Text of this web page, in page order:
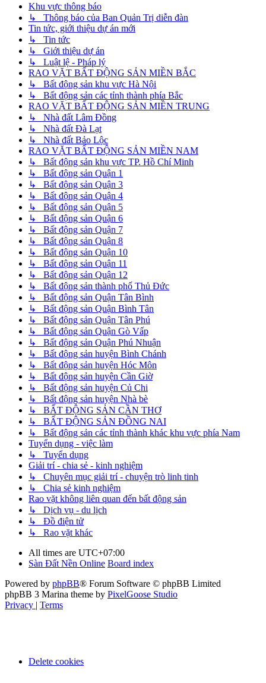
Khu vực thông báo
↳ Thông báo của Ban Quản Trị diễn đàn
Tin tức, giới thiệu dự án mới
↳ Tin tức
↳ Giới thiệu dự án
↳ Luật lệ - Pháp lý
RAO VẶT BẤT ĐỘNG SẢN MIỀN BẮC
↳ Bất động sản khu vực Hà Nội
↳ Bất động sản các tỉnh thành phía Bắc
RAO VẶT BẤT ĐỘNG SẢN MIỀN TRUNG
↳ Nhà đất Lâm Đồng
↳ Nhà đất Đà Lạt
↳ Nhà đất Bảo Lộc
RAO VẶT BẤT ĐỘNG SẢN MIỀN NAM
↳ Bất động sản khu vực TP. Hồ Chí Minh
↳ Bất động sản Quận 1
↳ Bất động sản Quận 3
↳ Bất động sản Quận 4
↳ Bất động sản Quận 5
↳ Bất động sản Quận 6
↳ Bất động sản Quận 7
↳ Bất động sản Quận 8
↳ Bất động sản Quận 10
↳ Bất động sản Quận 11
↳ Bất động sản Quận 12
↳ Bất động sản thành phố Thủ Đức
↳ Bất động sản Quận Tân Bình
↳ Bất động sản Quận Bình Tân
↳ Bất động sản Quận Tân Phú
↳ Bất động sản Quận Gò Vấp
↳ Bất động sản Quận Phú Nhuận
↳ Bất động sản huyện Bình Chánh
↳ Bất động sản huyện Hóc Môn
↳ Bất động sản huyện Cần Giờ
↳ Bất động sản huyện Củ Chi
↳ Bất động sản huyện Nhà bè
↳ BẤT ĐỘNG SẢN CẦN THƠ
↳ BẤT ĐỘNG SẢN ĐỒNG NAI
↳ Bất động sản các tỉnh thành khác khu vực phía Nam
Tuyển dụng - việc làm
↳ Tuyển dụng
Giải trí - chia sẻ - kinh nghiệm
↳ Chuyên mục giải trí - chuyện trò linh tinh
↳ Chia sẻ kinh nghiệm
Rao vặt không liên quan đến bất động sản
↳ Dịch vụ - du lịch
↳ Đồ điện tử
↳ Rao vặt khác
All times are UTC+07:00
Sàn Đất Nền Online Board index
Powered by phpBB® Forum Software © phpBB Limited
phpBB 3 Marina theme by PixelGoose Studio
Privacy | Terms
Delete cookies